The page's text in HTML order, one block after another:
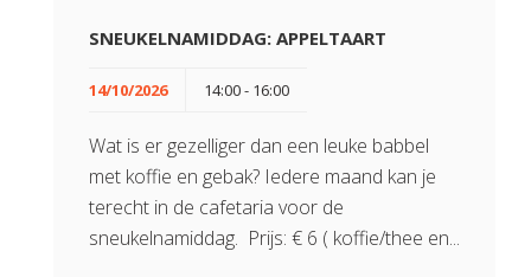
SNEUKELNAMIDDAG: APPELTAART
14/10/2026 14:00 - 16:00
Wat is er gezelliger dan een leuke babbel
met koffie en gebak? Iedere maand kan je
terecht in de cafetaria voor de
sneukelnamiddag. Prijs: € 6 ( koffie/thee en...